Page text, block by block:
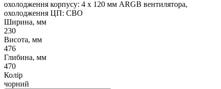
охолодження корпусу: 4 x 120 мм ARGB вентилятора,
охолодження ЦП: СВО
Ширина, мм
230
Висота, мм
476
Глибина, мм
470
Колір
чорний